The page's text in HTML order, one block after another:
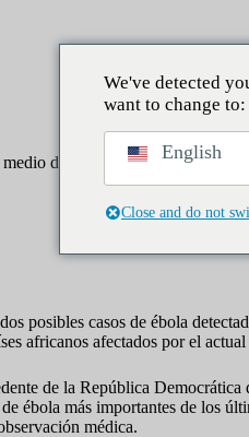
de alerta internacional
posibles casos de ébola
africanos afectados por el
de la República
ébola más importantes de los
médica.
We've detected
want to change to:
English
Close and do not